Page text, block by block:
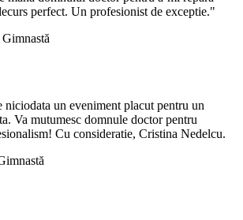
perfect. Un profesionist de exceptie."
niciodata un eveniment placut pentru un
Va mutumesc domnule doctor pentru
Cu consideratie, Cristina Nedelcu.